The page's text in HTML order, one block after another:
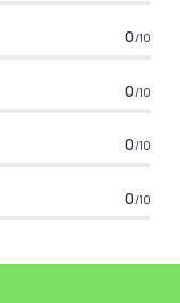
0/10
0/10
0/10
0/10